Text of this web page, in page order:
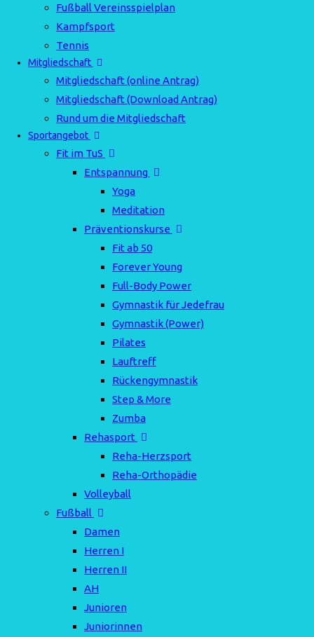
Fußball Vereinsspielplan
Kampfsport
Tennis
Mitgliedschaft
Mitgliedschaft (online Antrag)
Mitgliedschaft (Download Antrag)
Rund um die Mitgliedschaft
Sportangebot
Fit im TuS
Entspannung
Yoga
Meditation
Präventionskurse
Fit ab 50
Forever Young
Full-Body Power
Gymnastik für Jedefrau
Gymnastik (Power)
Pilates
Lauftreff
Rückengymnastik
Step & More
Zumba
Rehasport
Reha-Herzsport
Reha-Orthopädie
Volleyball
Fußball
Damen
Herren I
Herren II
AH
Junioren
Juniorinnen